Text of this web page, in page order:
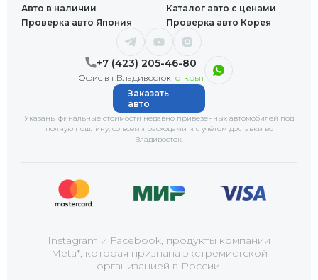
+7 (423) 205-46-80
Офис в г.Владивосток открыт
Авто в наличии
Каталог авто с ценами
Проверка авто Япония
Проверка авто Корея
Указаны финальные стоимости недавно привезённых автомобилей под
полную пошлину, со всеми расходами и с учётом доставки во
Владивосток.
Заказать
авто
Instagram и Facebook, продукты компании
Meta*, которая признана экстремистской
организацией в России.